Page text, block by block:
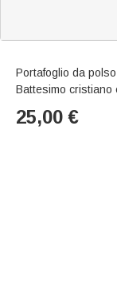
Portafoglio da
Battesimo cristiano
25,00 €